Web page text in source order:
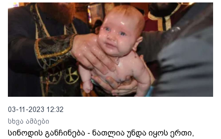
03-11-2023 12:32
სხვა ამბები
სინოდის განჩინება - ნათლია უნდა იყოს ერთი,